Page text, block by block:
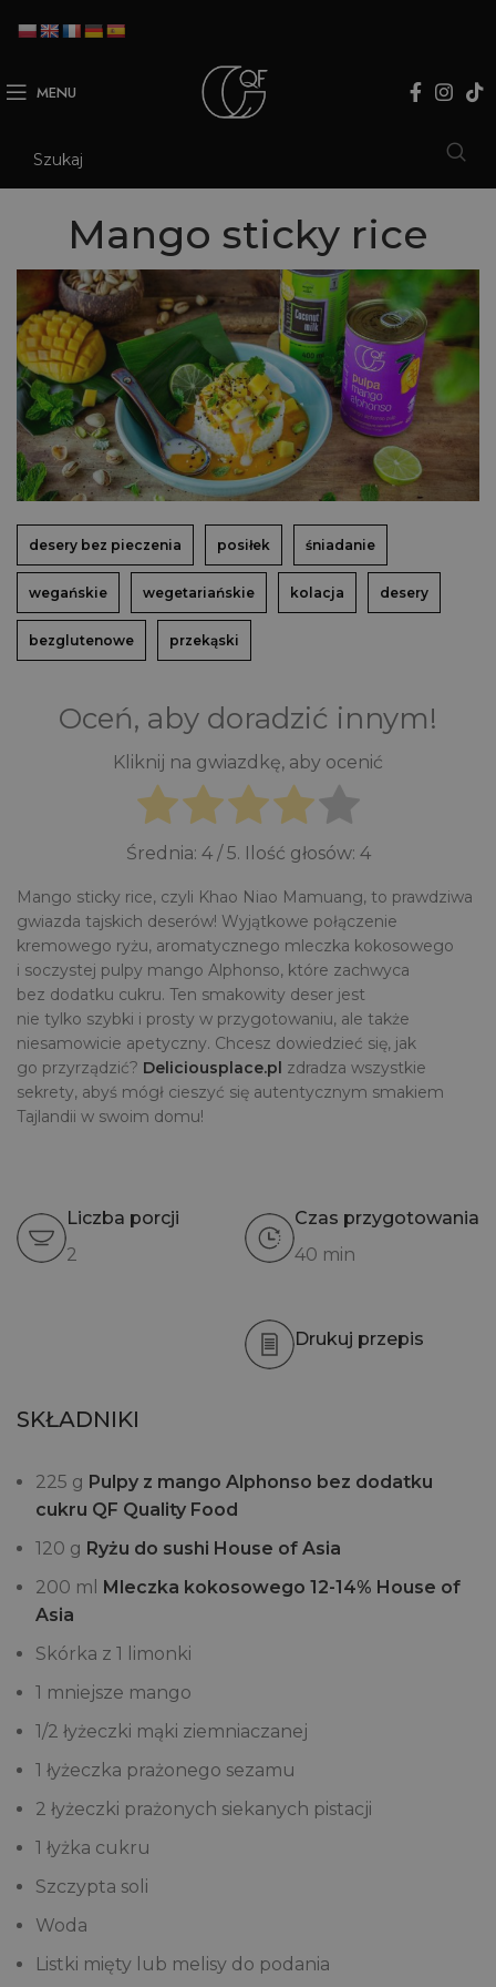
MENU
Mango sticky rice
desery bez pieczenia posiłek śniadanie
wegańskie wegetariańskie kolacja desery
bezglutenowe przekąski
Oceń, aby doradzić innym!
Kliknij na gwiazdkę, aby ocenić
Średnia: 4/ 5. Ilość głosów: 4
Mango sticky rice, czyli Khao Niao Mamuang, to prawdziwa
gwiazda tajskich deserów! Wyjątkowe połączenie
kremowego ryżu, aromatycznego mleczka kokosowego
i soczystej pulpy mango Alphonso, które zachwyca
bez dodatku cukru. Ten smakowity deser jest
nie tylko szybki i prosty w przygotowaniu, ale także
niesamowicie apetyczny. Chcesz dowiedzieć się, jak
go przyrządzić? Deliciousplace.pl zdradza wszystkie
sekrety, abyś mógł cieszyć się autentycznym smakiem
Tajlandii w swoim domu!
Liczba porcji
2
Czas przygotowania
40 min
Drukuj przepis
SKŁADNIKI
225 g Pulpy z mango Alphonso bez dodatku
cukru QF Quality Food
120 g Ryżu do sushi House of Asia
200 ml
Mleczka kokosowego 12-14% House of
Asia
Skórka z 1 limonki
1 mniejsze mango
1/2 łyżeczki mąki ziemniaczanej
1 łyżeczka prażonego sezamu
2 łyżeczki prażonych siekanych pistacji
1 łyżka cukru
Szczypta soli
Woda
Listki mięty lub melisy do podania